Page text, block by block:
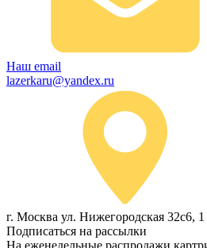
Наш email
lazerkaru@yandex.ru
г. Москва ул. Нижегородская 32с6,
Подписаться на рассылки
На еженедельные распродажи